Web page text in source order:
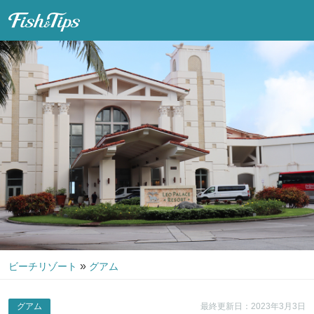
ビーチリゾート » グアム
最終更新日：2023年3月3日
グアム